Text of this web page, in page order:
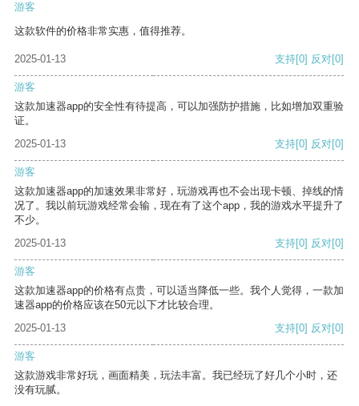
游客
这款软件的价格非常实惠，值得推荐。
2025-01-13 支持[0] 反对[0]
游客
这款加速器app的安全性有待提高，可以加强防护措施，比如增加双重验
证。
2025-01-13
支持[0] 反对[0]
游客
这款加速器app的加速效果非常好，玩游戏再也不会出现卡顿、掉线的情
况了。我以前玩游戏经常会输，现在有了这个app，我的游戏水平提升了
不少。
2025-01-13
支持[0] 反对[0]
游客
这款加速器app的价格有点贵，可以适当降低一些。我个人觉得，一款加
速器app的价格应该在50元以下才比较合理。
2025-01-13
支持[0] 反对[0]
游客
这款游戏非常好玩，画面精美，玩法丰富。我已经玩了好几个小时，还
没有玩腻。